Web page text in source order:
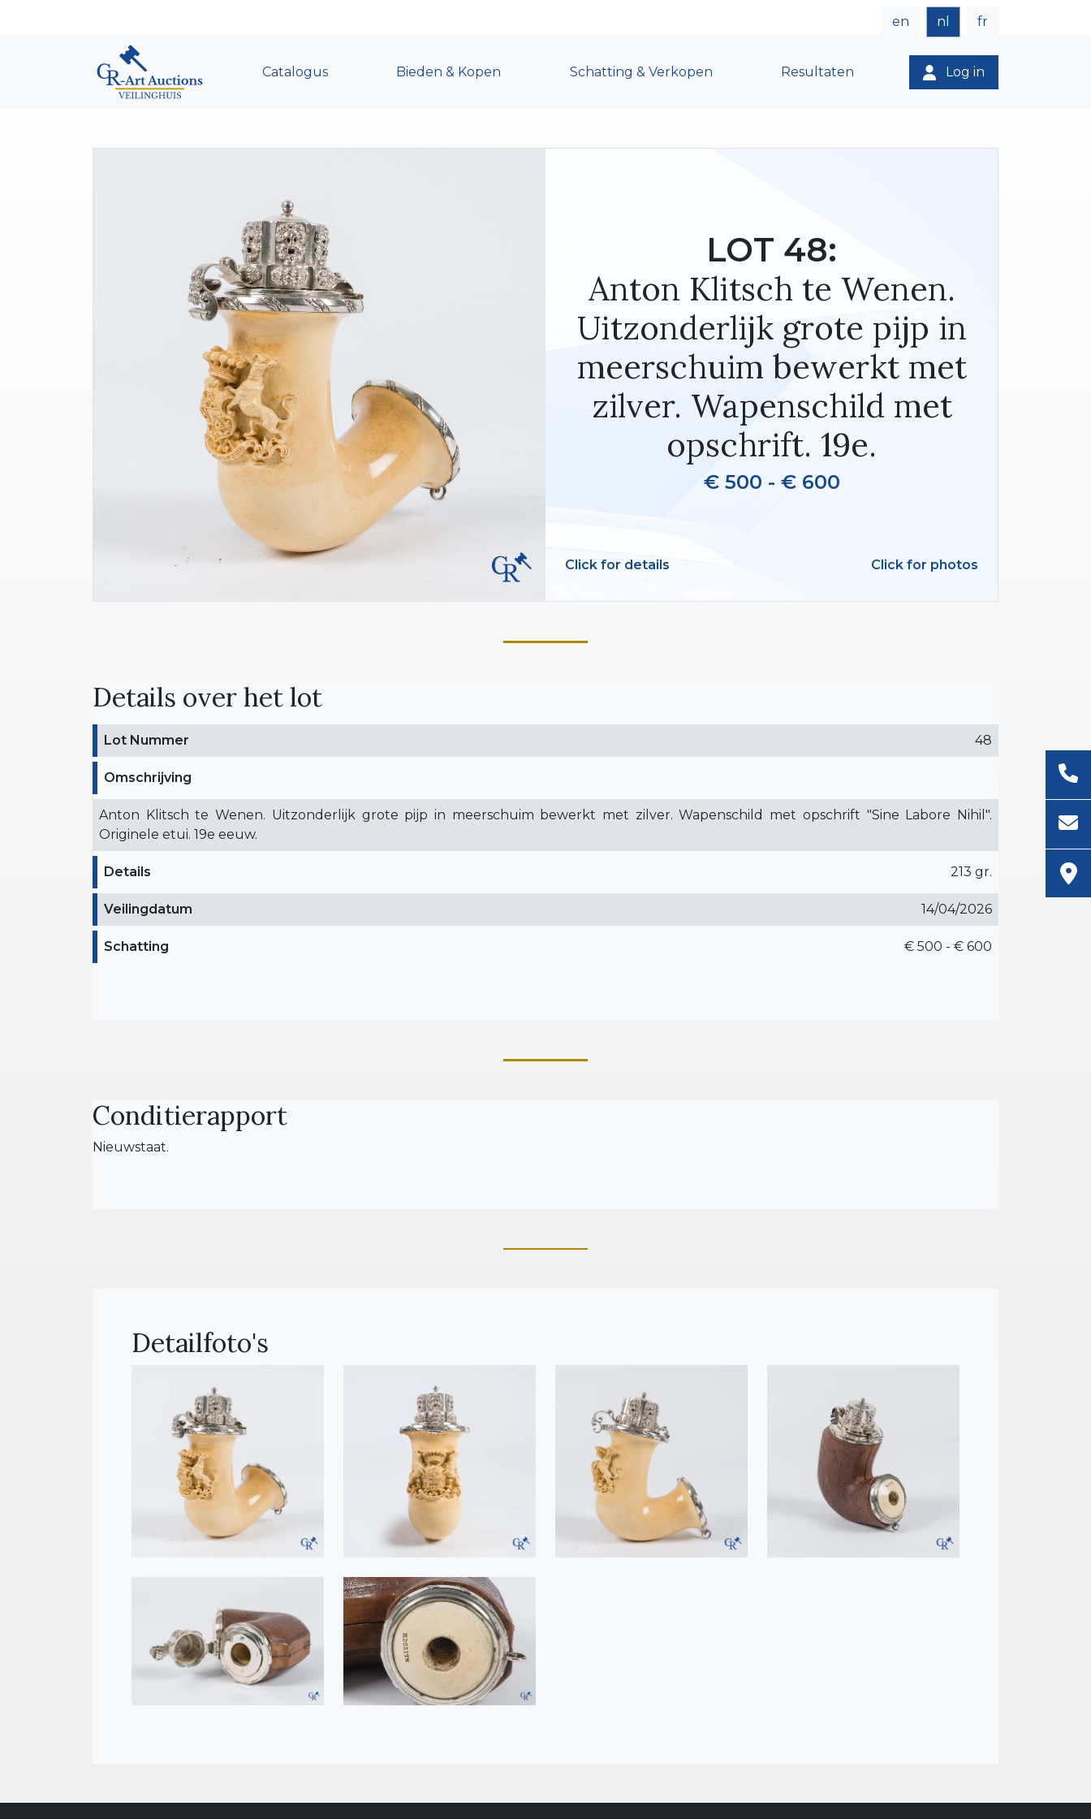
en nl fr
Catalogus Bieden & Kopen Schatting & Verkopen Resultaten Log in
LOT 48:
Anton Klitsch te Wenen.
Uitzonderlijk grote pijp in
meerschuim bewerkt met
zilver. Wapenschild met
opschrift. 19e.
€ 500 - € 600
Click for details Click for photos
Details over het lot
Lot Nummer 48
Omschrijving
Anton Klitsch te Wenen. Uitzonderlijk grote pijp in meerschuim bewerkt met zilver. Wapenschild met opschrift "Sine Labore Nihil".
Originele etui. 19e eeuw.
Details 213 gr.
Veilingdatum 14/04/2026
Schatting € 500 - € 600
Conditierapport
Nieuwstaat.
Detailfoto's